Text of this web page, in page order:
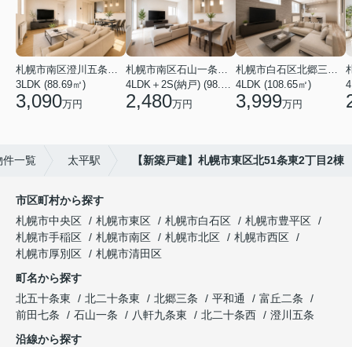
札幌市南区澄川五条１２丁目
3LDK (88.69㎡)
3,090万円
札幌市南区石山一条１丁目
4LDK＋2S(納戸) (98.81㎡)
2,480万円
札幌市白石区北郷三条３丁目
4LDK (108.65㎡)
3,999万円
件一覧 太平駅 【新築戸建】札幌市東区北51条東2丁目2棟
市区町村から探す
札幌市中央区
札幌市東区 札幌市白石区
札幌市豊平区
札幌市手稲区
札幌市南区 札幌市北区
札幌市西区
札幌市厚別区
札幌市清田区
町名から探す
北五十条東
北二十条東 北郷三条 平和通
富丘二条
前田七条
石山一条 八軒九条東 北二十条西
澄川五条
沿線から探す